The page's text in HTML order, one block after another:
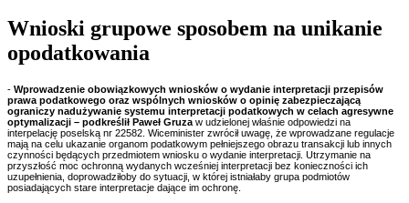
Wnioski grupowe sposobem na unikanie
opodatkowania
- Wprowadzenie obowiązkowych wniosków o wydanie interpretacji przepisów
prawa podatkowego oraz wspólnych wniosków o opinię zabezpieczającą
ograniczy nadużywanie systemu interpretacji podatkowych w celach agresywne
optymalizacji – podkreślił Paweł Gruza w udzielonej właśnie odpowiedzi na
interpelację poselską nr 22582. Wiceminister zwrócił uwagę, że wprowadzane regulacje
mają na celu ukazanie organom podatkowym pełniejszego obrazu transakcji lub innych
czynności będących przedmiotem wniosku o wydanie interpretacji. Utrzymanie na
przyszłość moc ochronną wydanych wcześniej interpretacji bez konieczności ich
uzupełnienia, doprowadziłoby do sytuacji, w której istniałaby grupa podmiotów
posiadających stare interpretacje dające im ochronę.